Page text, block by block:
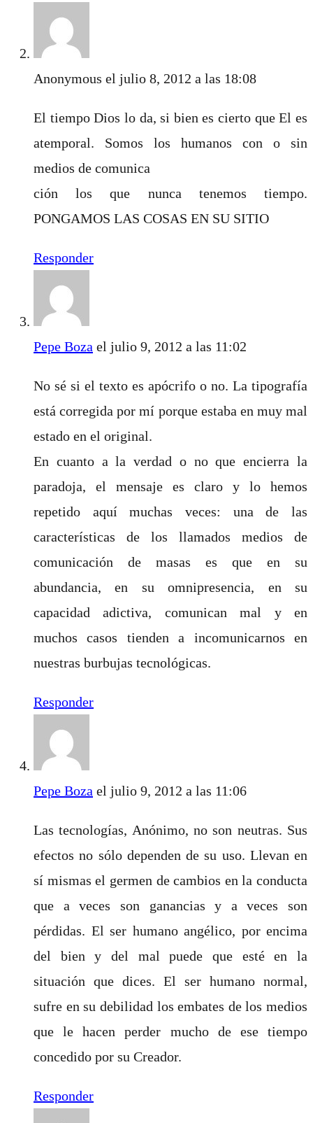
Anonymous el julio 8, 2012 a las 18:08
El tiempo Dios lo da, si bien es cierto que El es
atemporal. Somos los humanos con o sin
medios de comunica
ción los que nunca tenemos tiempo.
PONGAMOS LAS COSAS EN SU SITIO
Responder
Pepe Boza el julio 9, 2012 a las 11:02
No sé si el texto es apócrifo o no. La tipografía
está corregida por mí porque estaba en muy mal
estado en el original.
En cuanto a la verdad o no que encierra la
paradoja, el mensaje es claro y lo hemos
repetido aquí muchas veces: una de las
características de los llamados medios de
comunicación de masas es que en su
abundancia, en su omnipresencia, en su
capacidad adictiva, comunican mal y en
muchos casos tienden a incomunicarnos en
nuestras burbujas tecnológicas.
Responder
Pepe Boza el julio 9, 2012 a las 11:06
Las tecnologías, Anónimo, no son neutras. Sus
efectos no sólo dependen de su uso. Llevan en
sí mismas el germen de cambios en la conducta
que a veces son ganancias y a veces son
pérdidas. El ser humano angélico, por encima
del bien y del mal puede que esté en la
situación que dices. El ser humano normal,
sufre en su debilidad los embates de los medios
que le hacen perder mucho de ese tiempo
concedido por su Creador.
Responder